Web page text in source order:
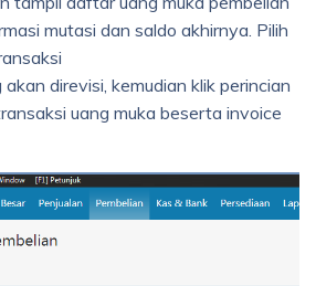
mutasi dan saldo akhirnya. Pilih
direvisi, kemudian klik perincian
uang muka beserta invoice